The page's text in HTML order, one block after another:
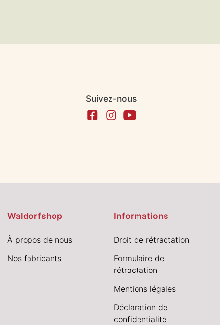
Suivez-nous
Waldorfshop
À propos de nous
Nos fabricants
Informations
Droit de rétractation
Formulaire de
rétractation
Mentions légales
Déclaration de
confidentialité